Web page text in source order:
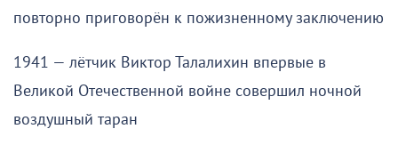
повторно приговорён к пожизненному заключению
1941 — лётчик Виктор Талалихин впервые в
Великой Отечественной войне совершил ночной
воздушный таран